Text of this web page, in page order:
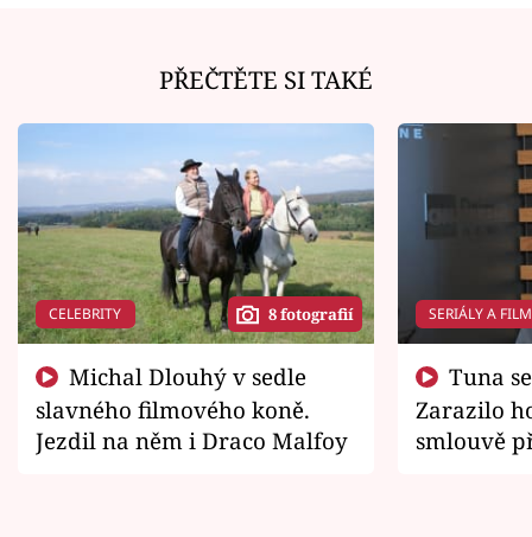
PŘEČTĚTE SI TAKÉ
CELEBRITY 8 fotografií
slavného filmového koně.
Jezdil na něm i Draco Malfoy
SERIÁLY A
Zarazilo
smlouvě